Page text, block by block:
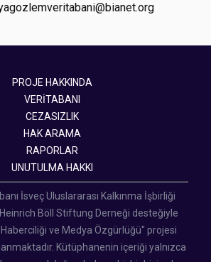
PROJE HAKKINDA
VERİTABANI
CEZASIZLIK
HAK ARAMA
RAPORLAR
UNUTULMA HAKKI
İsveç Uluslararası Kalkınma İşbirliği
Böll Stiftung Derneği desteğiyle
ve Medya Özgürlüğü" projesi
Kütüphanenin içeriği yalnızca